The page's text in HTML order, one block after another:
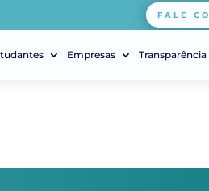
FALE
Empresas Transparência